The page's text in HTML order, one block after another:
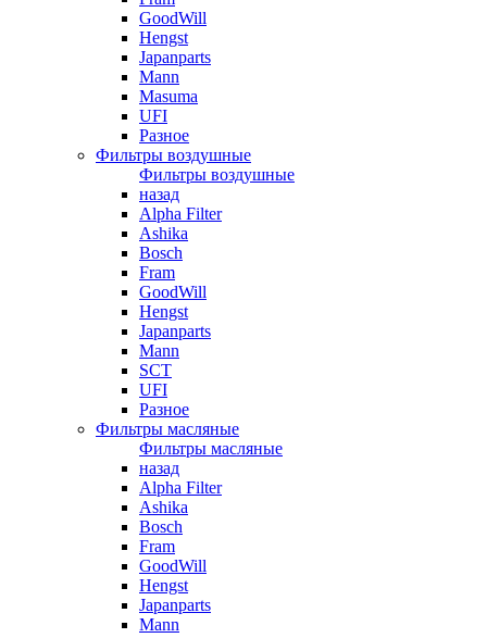
GoodWill
Hengst
Japanparts
Mann
Masuma
UFI
Разное
Фильтры воздушные
Фильтры воздушные
назад
Alpha Filter
Ashika
Bosch
Fram
GoodWill
Hengst
Japanparts
Mann
SCT
UFI
Разное
Фильтры масляные
Фильтры масляные
назад
Alpha Filter
Ashika
Bosch
Fram
GoodWill
Hengst
Japanparts
Mann